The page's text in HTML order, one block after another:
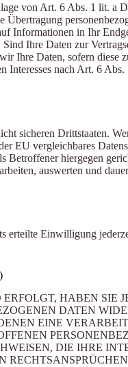
von Art. 6 Abs. 1 lit.
Informationen in Ihr
Ihre Daten zur
Ihre Daten, sofern
nach Art. 6
sicheren Drittstaaten.
EU vergleichbares
hiergegen
auswerten und
Einwilligung
HABEN SIE
DATEN
EINE
DIE IHRE